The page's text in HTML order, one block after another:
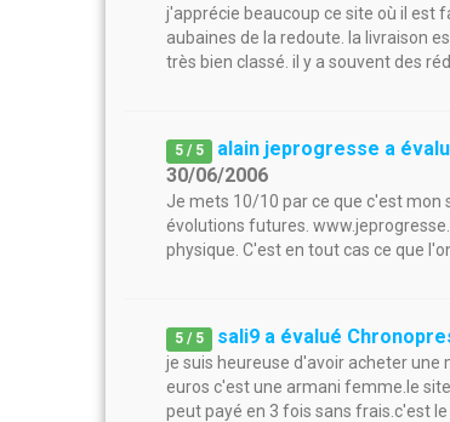
j'apprécie beaucoup ce site où il est
aubaines de la redoute. la livraison
très bien classé. il y a souvent des
5 / 5 alain jeprogresse a
30/06/2006
Je mets 10/10 par ce que c'est
évolutions futures.
physique. C'est en tout cas ce que
5 / 5 sali9 a évalué
je suis heureuse d'avoir acheter une
euros c'est une armani femme.le
peut payé en 3 fois sans frais.c'est